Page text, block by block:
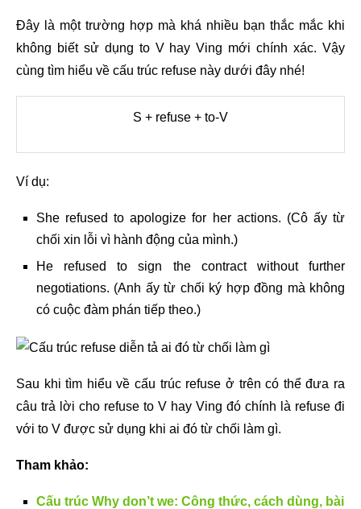
Đây là một trường hợp mà khá nhiều bạn thắc mắc khi
không biết sử dụng to V hay Ving mới chính xác. Vậy
cùng tìm hiểu về cấu trúc refuse này dưới đây nhé!
S + refuse + to-V
Ví dụ:
She refused to apologize for her actions. (Cô ấy từ
chối xin lỗi vì hành động của mình.)
He refused to sign the contract without further
negotiations. (Anh ấy từ chối ký hợp đồng mà không
có cuộc đàm phán tiếp theo.)
Sau khi tìm hiểu về cấu trúc refuse ở trên có thể đưa ra
câu trả lời cho refuse to V hay Ving đó chính là refuse đi
với to V được sử dụng khi ai đó từ chối làm gì.
Tham khảo:
Cấu trúc Why don’t we: Công thức, cách dùng, bài